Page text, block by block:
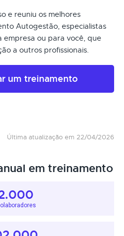
e reuniu os melhores
Autogestão, especialistas
empresa ou para você, que
a outros profissionais.
um treinamento
Última atualização em 22/04/2026
em treinamento